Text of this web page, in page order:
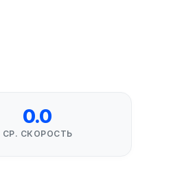
0.0
СР. СКОРОСТЬ